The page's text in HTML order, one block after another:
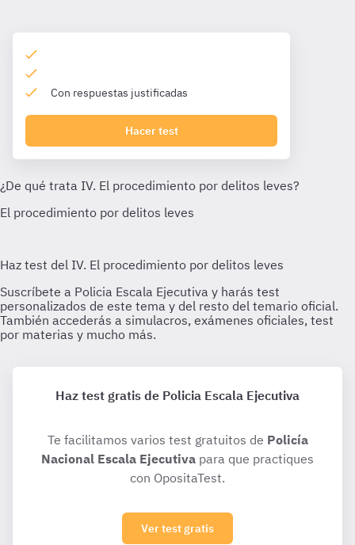
Con respuestas justificadas
Hacer test
Haz test gratis de Policia Escala Ejecutiva
Te facilitamos varios test gratuitos de Policía
Nacional Escala Ejecutiva para que practiques
con OpositaTest.
Ver test gratis